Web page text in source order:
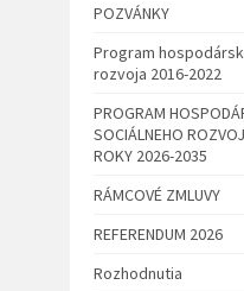
POZVÁNKY
Program
rozvoja 2016-2022
PROGRAM
SOCIÁLNEHO
ROKY 2026-2035
RÁMCOVÉ ZMLUVY
REFERENDUM 2026
Rozhodnutia